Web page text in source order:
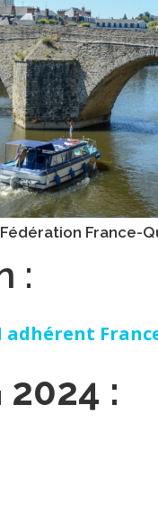
:
adhérent
2024 :